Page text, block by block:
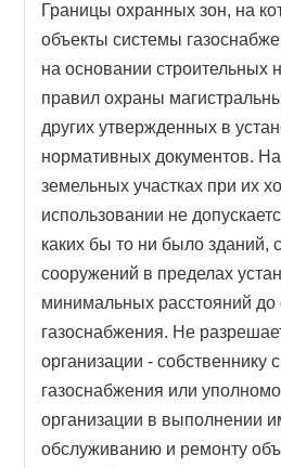
Границы охранных зон, на
объекты системы
на основании строительных
правил охраны
других утвержденных в
нормативных документов.
земельных участках при их
использовании не
каких бы то ни было зданий,
сооружений в пределах
минимальных расстояний до
газоснабжения. Не
организации - собственнику
газоснабжения или
организации в выполнении
обслуживанию и ремонту